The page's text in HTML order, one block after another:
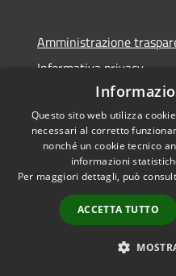
Amministrazione
Informativa privacy
Altre Informative Privacy
Note legali
Dichiarazione di
Questo sito web utilizza
necessari al corretto
nonché un cookie tecnico
informazioni
Per maggiori dettagli, può
ACCETTA TUTTO